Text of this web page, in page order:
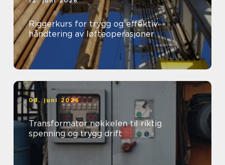
Riggerkurs for trygg og effektiv
håndtering av løfteoperasjoner
08. juni 2026
Transformator nøkkelen til riktig
spenning og trygg drift